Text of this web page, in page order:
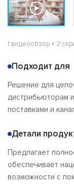
1 видеообзор + 2
Подходит для
Решение для
дистрибьюторам
поставками и
Детали
Предлагает
обеспечивает
возможности с